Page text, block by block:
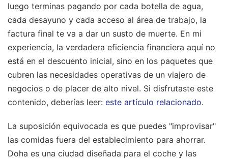
luego terminas pagando por cada botella de agua,
cada desayuno y cada acceso al área de trabajo, la
factura final te va a dar un susto de muerte. En mi
experiencia, la verdadera eficiencia financiera aquí no
está en el descuento inicial, sino en los paquetes que
cubren las necesidades operativas de un viajero de
negocios o de placer de alto nivel. Si disfrutaste este
contenido, deberías leer: este artículo relacionado.
La suposición equivocada es que puedes "improvisar"
las comidas fuera del establecimiento para ahorrar.
Doha es una ciudad diseñada para el coche y las